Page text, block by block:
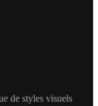
de styles visuels